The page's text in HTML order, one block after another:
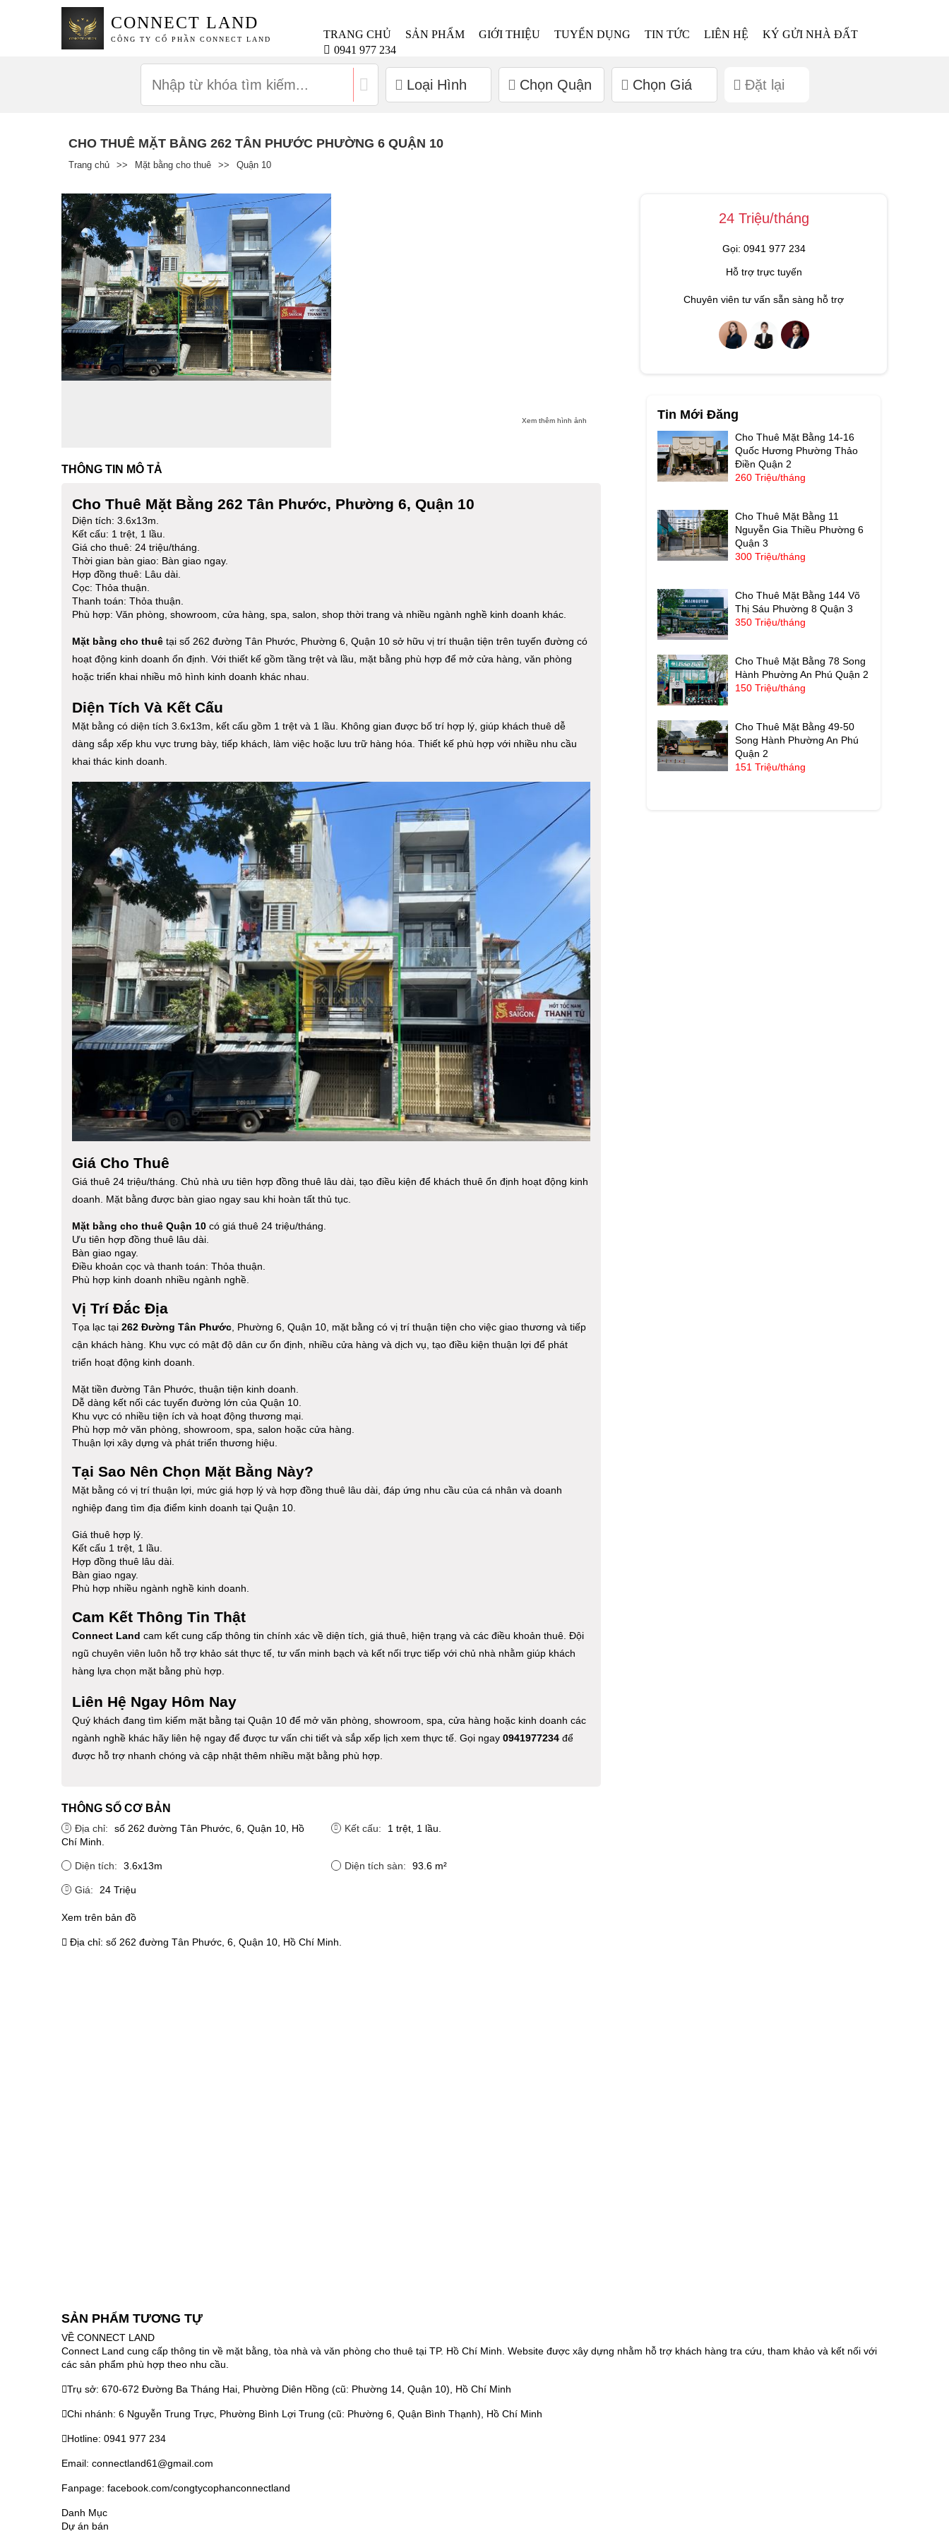
CONNECT LAND
CÔNG TY CỔ PHẦN CONNECT LAND TRANG CHỦ SẢN PHẨM GIỚI THIỆU TUYỂN DỤNG TIN TỨC LIÊN HỆ
KÝ GỬI NHÀ ĐẤT
0941 977 234
Loại Hình Chọn Quận Chọn Giá Đặt lại
CHO THUÊ MẶT BẰNG 262 TÂN PHƯỚC PHƯỜNG 6 QUẬN 10
Trang chủ >> Mặt bằng cho thuê >> Quận 10
Xem thêm hình ảnh
THÔNG TIN MÔ TẢ
Cho Thuê Mặt Bằng 262 Tân Phước, Phường 6, Quận 10
Diện tích: 3.6x13m.
Kết cấu: 1 trệt, 1 lầu.
Giá cho thuê: 24 triệu/tháng.
Thời gian bàn giao: Bàn giao ngay.
Hợp đồng thuê: Lâu dài.
Cọc: Thỏa thuận.
Thanh toán: Thỏa thuận.
Phù hợp: Văn phòng, showroom, cửa hàng, spa, salon, shop thời trang và nhiều ngành nghề kinh doanh khác.
Mặt bằng cho thuê tại số 262 đường Tân Phước, Phường 6, Quận 10 sở hữu vị trí thuận tiện trên tuyến đường có
hoạt động kinh doanh ổn định. Với thiết kế gồm tầng trệt và lầu, mặt bằng phù hợp để mở cửa hàng, văn phòng
hoặc triển khai nhiều mô hình kinh doanh khác nhau.
Diện Tích Và Kết Cấu
Mặt bằng có diện tích 3.6x13m, kết cấu gồm 1 trệt và 1 lầu. Không gian được bố trí hợp lý, giúp khách thuê dễ
dàng sắp xếp khu vực trưng bày, tiếp khách, làm việc hoặc lưu trữ hàng hóa. Thiết kế phù hợp với nhiều nhu cầu
khai thác kinh doanh.
Giá Cho Thuê
Giá thuê 24 triệu/tháng. Chủ nhà ưu tiên hợp đồng thuê lâu dài, tạo điều kiện để khách thuê ổn định hoạt động kinh
doanh. Mặt bằng được bàn giao ngay sau khi hoàn tất thủ tục.
Mặt bằng cho thuê Quận 10 có giá thuê 24 triệu/tháng.
Ưu tiên hợp đồng thuê lâu dài.
Bàn giao ngay.
Điều khoản cọc và thanh toán: Thỏa thuận.
Phù hợp kinh doanh nhiều ngành nghề.
Vị Trí Đắc Địa
Tọa lạc tại 262 Đường Tân Phước , Phường 6, Quận 10, mặt bằng có vị trí thuận tiện cho việc giao thương và tiếp
cận khách hàng. Khu vực có mật độ dân cư ổn định, nhiều cửa hàng và dịch vụ, tạo điều kiện thuận lợi để phát
triển hoạt động kinh doanh.
Mặt tiền đường Tân Phước, thuận tiện kinh doanh.
Dễ dàng kết nối các tuyến đường lớn của Quận 10.
Khu vực có nhiều tiện ích và hoạt động thương mại.
Phù hợp mở văn phòng, showroom, spa, salon hoặc cửa hàng.
Thuận lợi xây dựng và phát triển thương hiệu.
Tại Sao Nên Chọn Mặt Bằng Này?
Mặt bằng có vị trí thuận lợi, mức giá hợp lý và hợp đồng thuê lâu dài, đáp ứng nhu cầu của cá nhân và doanh
nghiệp đang tìm địa điểm kinh doanh tại Quận 10.
Giá thuê hợp lý.
Kết cấu 1 trệt, 1 lầu.
Hợp đồng thuê lâu dài.
Bàn giao ngay.
Phù hợp nhiều ngành nghề kinh doanh.
Cam Kết Thông Tin Thật
Connect Land cam kết cung cấp thông tin chính xác về diện tích, giá thuê, hiện trạng và các điều khoản thuê. Đội
ngũ chuyên viên luôn hỗ trợ khảo sát thực tế, tư vấn minh bạch và kết nối trực tiếp với chủ nhà nhằm giúp khách
hàng lựa chọn mặt bằng phù hợp.
Liên Hệ Ngay Hôm Nay
Quý khách đang tìm kiếm mặt bằng tại Quận 10 để mở văn phòng, showroom, spa, cửa hàng hoặc kinh doanh các
ngành nghề khác hãy liên hệ ngay để được tư vấn chi tiết và sắp xếp lịch xem thực tế. Gọi ngay 0941977234 để
được hỗ trợ nhanh chóng và cập nhật thêm nhiều mặt bằng phù hợp.
THÔNG SỐ CƠ BẢN
Địa chỉ:
số 262 đường Tân Phước, 6, Quận 10, Hồ
Chí Minh.
Kết cấu: 1 trệt, 1 lầu.
Diện tích: 3.6x13m Diện tích sàn: 93.6 m²
Giá: 24 Triệu
Xem trên bản đồ
Địa chỉ: số 262 đường Tân Phước, 6, Quận 10, Hồ Chí Minh.
24 Triệu/tháng
Gọi: 0941 977 234
Hỗ trợ trực tuyến
Chuyên viên tư vấn sẵn sàng hỗ trợ
Tin Mới Đăng
Cho Thuê Mặt Bằng 14-16
Quốc Hương Phường Thảo
Điền Quận 2
260 Triệu/tháng
Cho Thuê Mặt Bằng 11
Nguyễn Gia Thiều Phường 6
Quận 3
300 Triệu/tháng
Cho Thuê Mặt Bằng 144 Võ
Thị Sáu Phường 8 Quận 3
350 Triệu/tháng
Cho Thuê Mặt Bằng 78 Song
Hành Phường An Phú Quận 2
150 Triệu/tháng
Cho Thuê Mặt Bằng 49-50
Song Hành Phường An Phú
Quận 2
151 Triệu/tháng
SẢN PHẨM TƯƠNG TỰ
VỀ CONNECT LAND
Connect Land cung cấp thông tin về mặt bằng, tòa nhà và văn phòng cho thuê tại TP. Hồ Chí Minh. Website được xây dựng nhằm hỗ trợ khách hàng tra cứu, tham khảo và kết nối với
các sản phẩm phù hợp theo nhu cầu.
Trụ sở: 670-672 Đường Ba Tháng Hai, Phường Diên Hồng (cũ: Phường 14, Quận 10), Hồ Chí Minh
Chi nhánh: 6 Nguyễn Trung Trực, Phường Bình Lợi Trung (cũ: Phường 6, Quận Bình Thạnh), Hồ Chí Minh
Hotline: 0941 977 234
Email: connectland61@gmail.com
Fanpage: facebook.com/congtycophanconnectland
Danh Mục
Dự án bán